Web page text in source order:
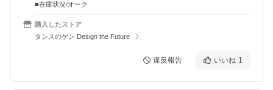
■在庫状況/オーク
購入したストア
タンスのゲン Design the Future
違反報告 いいね 1